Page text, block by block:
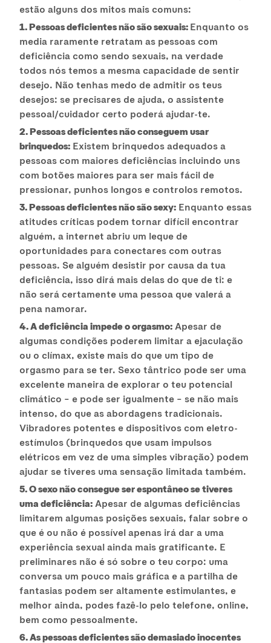
estão alguns dos mitos mais comuns:
1. Pessoas deficientes não são sexuais: Enquanto os
media raramente retratam as pessoas com
deficiência como sendo sexuais, na verdade
todos nós temos a mesma capacidade de sentir
desejo. Não tenhas medo de admitir os teus
desejos: se precisares de ajuda, o assistente
pessoal/cuidador certo poderá ajudar-te.
2. Pessoas deficientes não conseguem usar
brinquedos: Existem brinquedos adequados a
pessoas com maiores deficiências incluindo uns
com botões maiores para ser mais fácil de
pressionar, punhos longos e controlos remotos.
3. Pessoas deficientes não são sexy: Enquanto essas
atitudes críticas podem tornar difícil encontrar
alguém, a internet abriu um leque de
oportunidades para conectares com outras
pessoas. Se alguém desistir por causa da tua
deficiência, isso dirá mais delas do que de ti: e
não será certamente uma pessoa que valerá a
pena namorar.
4. A deficiência impede o orgasmo: Apesar de
algumas condições poderem limitar a ejaculação
ou o clímax, existe mais do que um tipo de
orgasmo para se ter. Sexo tântrico pode ser uma
excelente maneira de explorar o teu potencial
climático – e pode ser igualmente – se não mais
intenso, do que as abordagens tradicionais.
Vibradores potentes e dispositivos com eletro-
estímulos (brinquedos que usam impulsos
elétricos em vez de uma simples vibração) podem
ajudar se tiveres uma sensação limitada também.
5. O sexo não consegue ser espontâneo se tiveres
uma deficiência: Apesar de algumas deficiências
limitarem algumas posições sexuais, falar sobre o
que é ou não é possível apenas irá dar a uma
experiência sexual ainda mais gratificante. E
preliminares não é só sobre o teu corpo: uma
conversa um pouco mais gráfica e a partilha de
fantasias podem ser altamente estimulantes, e
melhor ainda, podes fazê-lo pelo telefone, online,
bem como pessoalmente.
6. As pessoas deficientes são demasiado inocentes